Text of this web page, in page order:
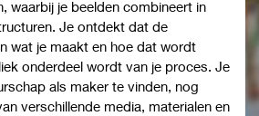
waarbij je beelden combineert in
Je ontdekt dat de
wat je maakt en hoe dat wordt
onderdeel wordt van je proces. Je
als maker te vinden, nog
verschillende media, materialen en